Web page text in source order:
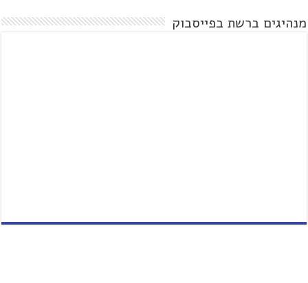
מנהיגים ברשת בפייסבוק